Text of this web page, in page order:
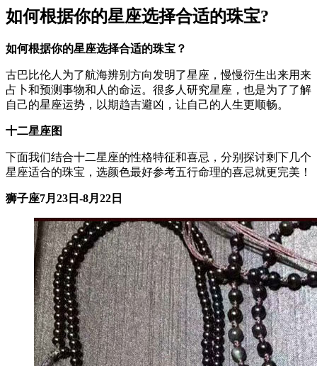
如何根据你的星座选择合适的珠宝?
如何根据你的星座选择合适的珠宝？
古巴比伦人为了航海辨别方向发明了星座，慢慢衍生出来用来
占卜和预测事物和人的命运。很多人研究星座，也是为了了解
自己的星座运势，以期趋吉避凶，让自己的人生更顺畅。
十二星座图
下面我们结合十二星座的性格特征和喜忌，分别探讨剩下几个
星座适合的珠宝，选颜色最好参考五行命理的喜忌就更完美！
狮子座7月 23 日 -8月 22 日